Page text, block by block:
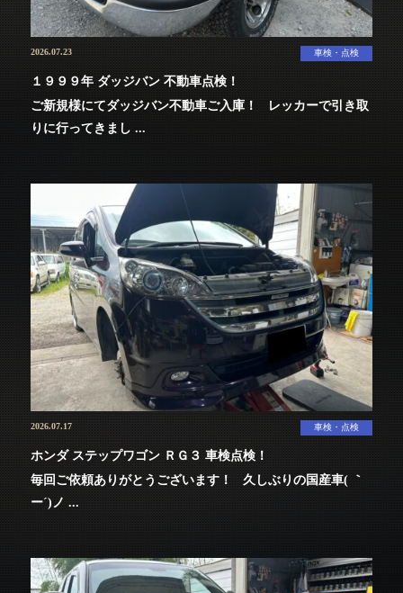
車検・点検
2026.07.23
１９９９年 ダッジバン 不動車点検！
ご新規様にてダッジバン不動車ご入庫！ レッカーで引き取
りに行ってきまし ...
車検・点検
2026.07.17
ホンダ ステップワゴン ＲＧ３ 車検点検！
毎回ご依頼ありがとうございます！ 久しぶりの国産車( ｀
ー´)ノ ...